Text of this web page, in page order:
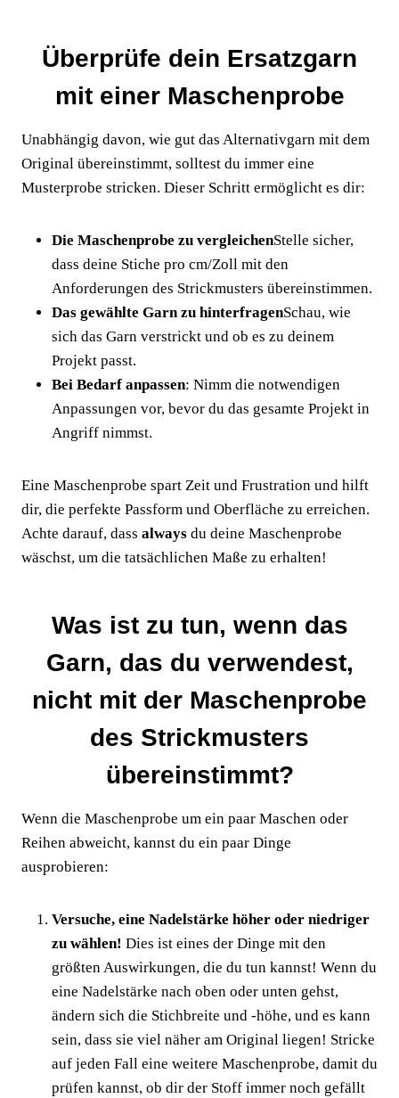
Überprüfe dein Ersatzgarn
mit einer Maschenprobe
Unabhängig davon, wie gut das Alternativgarn mit dem
Original übereinstimmt, solltest du immer eine
Musterprobe stricken. Dieser Schritt ermöglicht es dir:
Die Maschenprobe zu vergleichenStelle sicher,
dass deine Stiche pro cm/Zoll mit den
Anforderungen des Strickmusters übereinstimmen.
Das gewählte Garn zu hinterfragenSchau, wie
sich das Garn verstrickt und ob es zu deinem
Projekt passt.
Bei Bedarf anpassen: Nimm die notwendigen
Anpassungen vor, bevor du das gesamte Projekt in
Angriff nimmst.
Eine Maschenprobe spart Zeit und Frustration und hilft
dir, die perfekte Passform und Oberfläche zu erreichen.
Achte darauf, dass always du deine Maschenprobe
wäschst, um die tatsächlichen Maße zu erhalten!
Was ist zu tun, wenn das
Garn, das du verwendest,
nicht mit der Maschenprobe
des Strickmusters
übereinstimmt?
Wenn die Maschenprobe um ein paar Maschen oder
Reihen abweicht, kannst du ein paar Dinge
ausprobieren:
Versuche, eine Nadelstärke höher oder niedriger
zu wählen! Dies ist eines der Dinge mit den
größten Auswirkungen, die du tun kannst! Wenn du
eine Nadelstärke nach oben oder unten gehst,
ändern sich die Stichbreite und -höhe, und es kann
sein, dass sie viel näher am Original liegen! Stricke
auf jeden Fall eine weitere Maschenprobe, damit du
prüfen kannst, ob dir der Stoff immer noch gefällt